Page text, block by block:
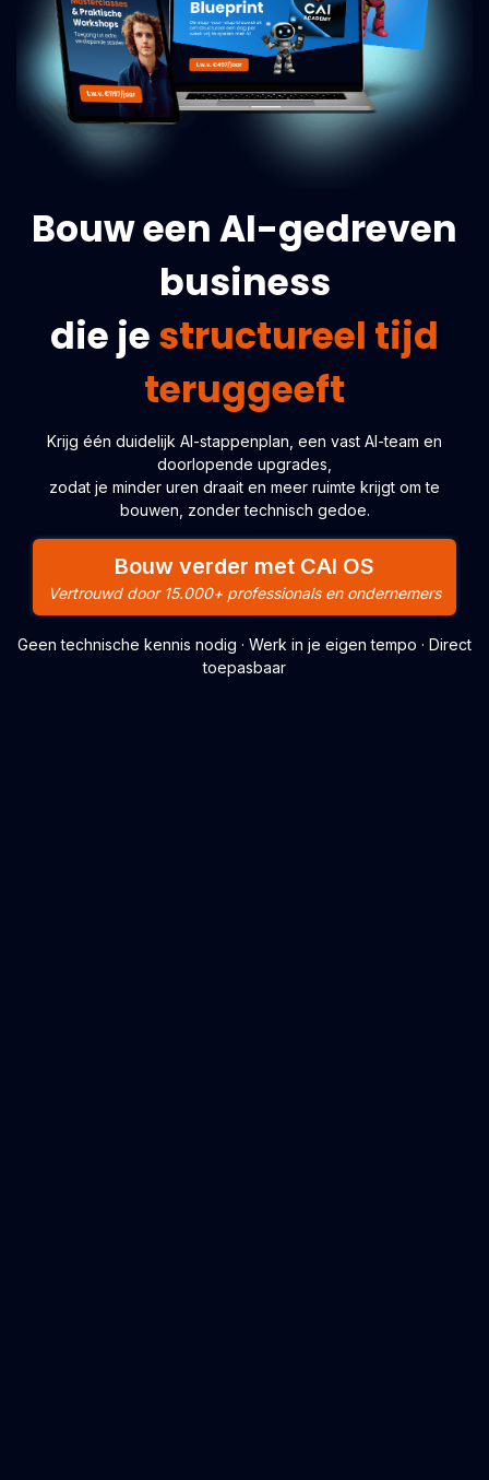
Bouw een AI-gedreven
business
die jestructureel tijd
teruggeeft
Krijg één duidelijk AI-stappenplan, een vast AI-team en
doorlopende upgrades,
zodat je minder uren draait en meer ruimte krijgt om te
bouwen, zonder technisch gedoe.
Bouw verder met CAI OS
Vertrouwd door 15.000+ professionals en ondernemers
Geen technische kennis nodig · Werk in je eigen tempo · Direct
toepasbaar